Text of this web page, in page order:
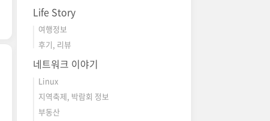
Life Story
여행정보
후기, 리뷰
네트워크 이야기
Linux
지역축제, 박람회 정보
부동산